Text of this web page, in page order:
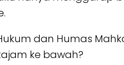
dan Humas
ke bawah?